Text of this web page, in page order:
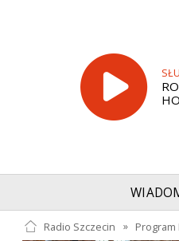
Radio Szczecin » Program